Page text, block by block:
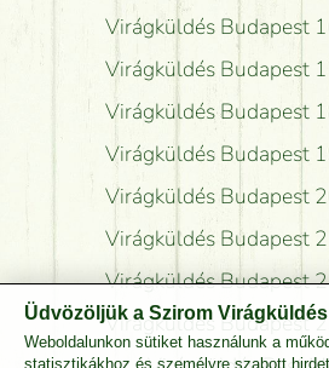
Virágküldés Budapest
Virágküldés Budapest
Virágküldés Budapest
Virágküldés Budapest
Virágküldés Budapest
Virágküldés Budapest
Virágküldés Budapest
Virágküldés Budapest
Üdvözöljük a Szirom
Weboldalunkon sütiket használunk a
statisztikákhoz és személyre szabott